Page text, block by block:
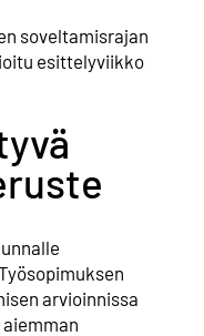
soveltamisrajan
esittelyviikko
arvioinnissa